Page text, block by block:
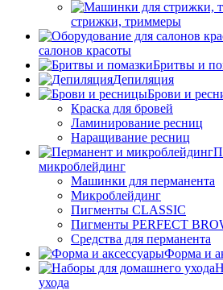
стрижки, триммеры
салонов красоты
Бритвы и
Депиляция
Брови и
Краска для бровей
Ламинирование ресниц
Наращивание ресниц
микроблейдинг
Машинки для перманента
Микроблейдинг
Пигменты CLASSIC
Пигменты PERFECT
Средства для перманента
Форма и
ухода